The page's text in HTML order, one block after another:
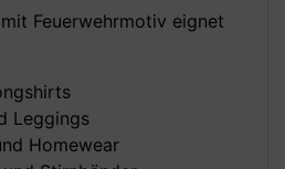
Feuerwehrmotiv eignet
Leggings
Homewear